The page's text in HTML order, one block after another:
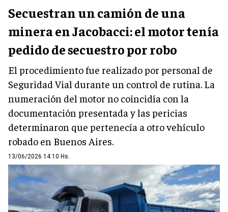
Secuestran un camión de una
minera en Jacobacci: el motor tenía
pedido de secuestro por robo
El procedimiento fue realizado por personal de
Seguridad Vial durante un control de rutina. La
numeración del motor no coincidía con la
documentación presentada y las pericias
determinaron que pertenecía a otro vehículo
robado en Buenos Aires.
13/06/2026 14:10 Hs.